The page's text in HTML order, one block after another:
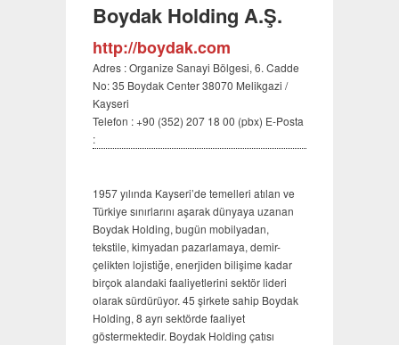
Boydak Holding A.Ş.
http://boydak.com
Adres : Organize Sanayi Bölgesi, 6. Cadde
No: 35 Boydak Center 38070 Melikgazi /
Kayseri
Telefon : +90 (352) 207 18 00 (pbx) E-Posta
:
1957 yılında Kayseri’de temelleri atılan ve
Türkiye sınırlarını aşarak dünyaya uzanan
Boydak Holding, bugün mobilyadan,
tekstile, kimyadan pazarlamaya, demir-
çelikten lojistiğe, enerjiden bilişime kadar
birçok alandaki faaliyetlerini sektör lideri
olarak sürdürüyor. 45 şirkete sahip Boydak
Holding, 8 ayrı sektörde faaliyet
göstermektedir. Boydak Holding çatısı